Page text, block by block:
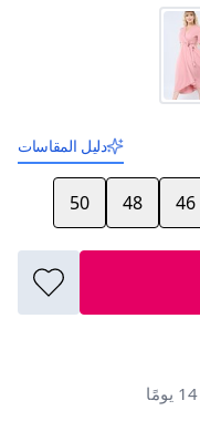
دليل المقاسات
46
48
50